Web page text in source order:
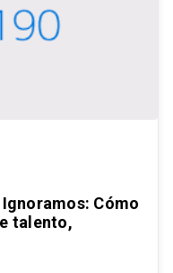
Cómo
talento,